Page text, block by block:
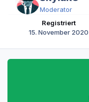
Moderator
Registriert
15. November 2020